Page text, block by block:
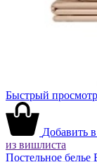
Быстрый просмотр
Добавить
из вишлиста
Постельное белье